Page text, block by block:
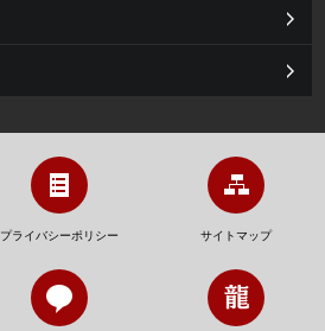
プライバシーポリシー サイトマップ